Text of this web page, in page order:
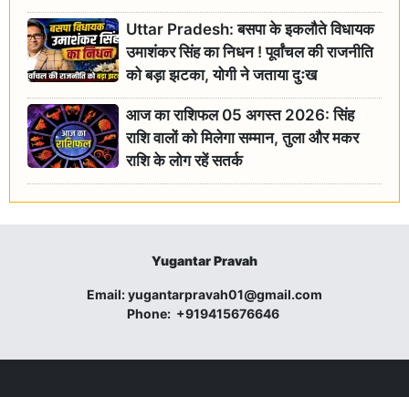
Uttar Pradesh: बसपा के इकलौते विधायक
उमाशंकर सिंह का निधन ! पूर्वांचल की राजनीति
को बड़ा झटका, योगी ने जताया दुःख
आज का राशिफल 05 अगस्त 2026: सिंह
राशि वालों को मिलेगा सम्मान, तुला और मकर
राशि के लोग रहें सतर्क
Yugantar Pravah
Email:yugantarpravah01@gmail.com
Phone: +919415676646